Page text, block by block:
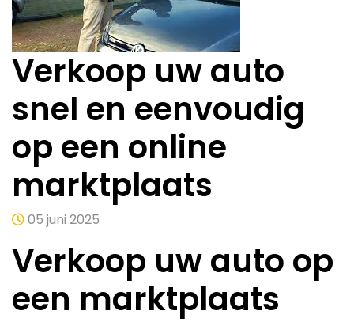
Verkoop uw auto
snel en eenvoudig
op een online
marktplaats
05 juni 2025
Verkoop uw auto op
een marktplaats